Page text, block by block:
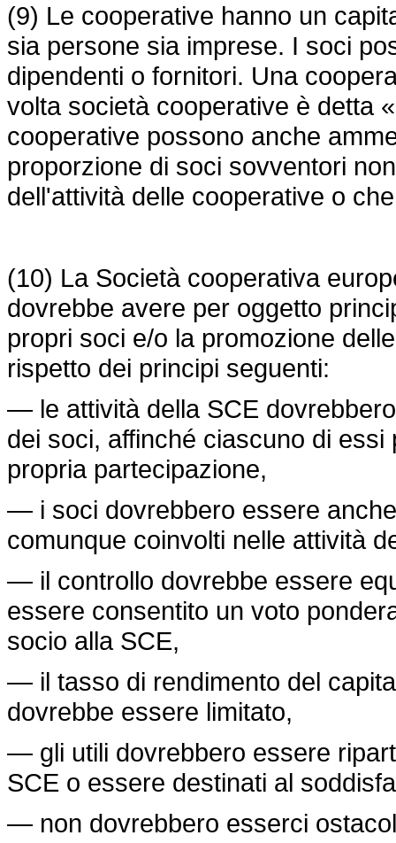
(9) Le cooperative hanno un
sia persone sia imprese. I soci
dipendenti o fornitori. Una
volta società cooperative è detta
cooperative possono anche
proporzione di soci sovventori
dell'attività delle cooperative o
(10) La Società cooperativa
dovrebbe avere per oggetto
propri soci e/o la promozione
rispetto dei principi seguenti:
— le attività della SCE
dei soci, affinché ciascuno di
propria partecipazione,
— i soci dovrebbero essere
comunque coinvolti nelle attività
— il controllo dovrebbe essere
essere consentito un voto
socio alla SCE,
— il tasso di rendimento del
dovrebbe essere limitato,
— gli utili dovrebbero essere
SCE o essere destinati al
— non dovrebbero esserci